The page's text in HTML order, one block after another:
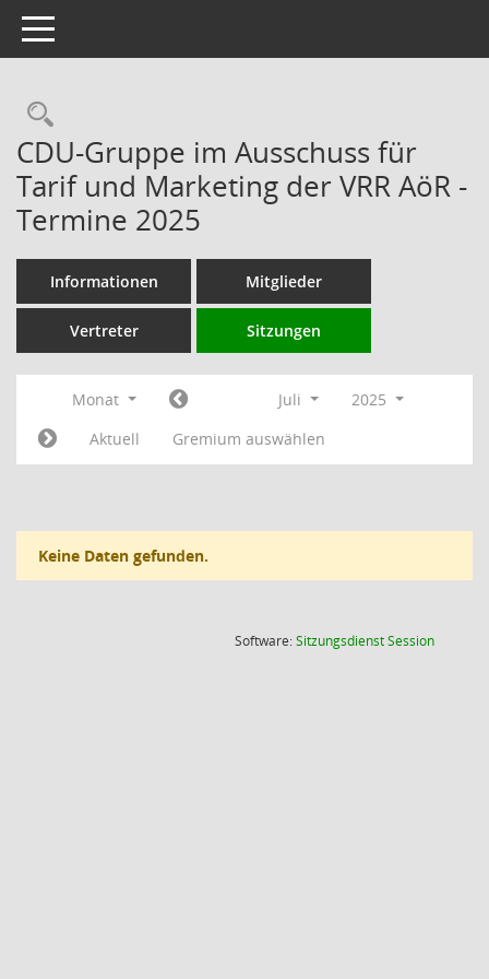
Toggle navigation
Rechercheauswahl
CDU-Gruppe im Ausschuss für
Tarif und Marketing der VRR AöR -
Termine 2025
Informationen Mitglieder
Vertreter Sitzungen
Monat Juli
2025
Aktuell
Gremium auswählen
Keine Daten gefunden.
Software:SitzungsdienstSession(Wird in